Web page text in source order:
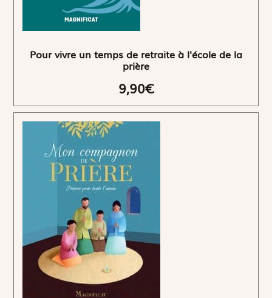
Pour vivre un temps de retraite à l'école de la
prière
9,90€